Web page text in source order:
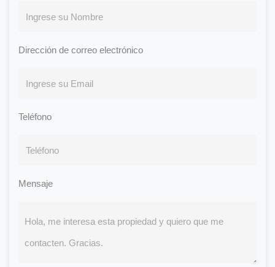
Dirección de correo electrónico
Teléfono
Mensaje